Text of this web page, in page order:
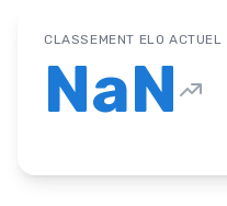
CLASSEMENT ELO ACTUEL
NaN